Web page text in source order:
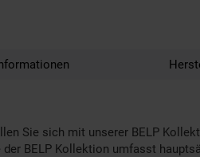
Sie sich mit unserer BELP
BELP Kollektion umfasst